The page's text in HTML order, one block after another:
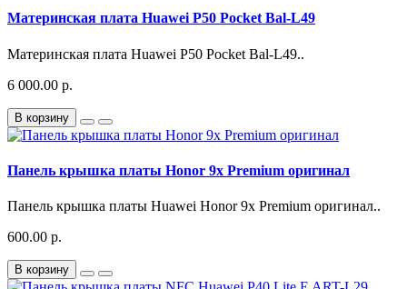
Материнская плата Huawei P50 Pocket Bal-L49
Материнская плата Huawei P50 Pocket Bal-L49..
6 000.00 р.
В корзину
Панель крышка платы Honor 9x Premium оригинал
Панель крышка платы Huawei Honor 9x Premium оригинал..
600.00 р.
В корзину